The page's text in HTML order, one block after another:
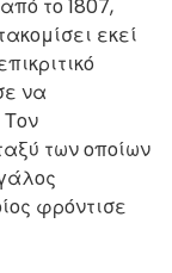
το 1807,
εκεί
να
των οποίων
φρόντισε